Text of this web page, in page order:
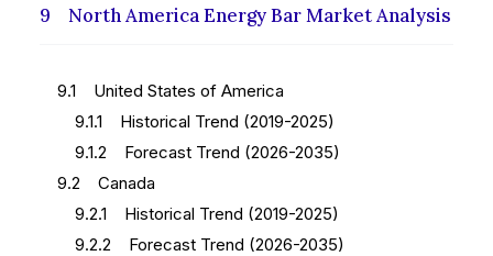
9 North America Energy Bar Market Analysis
9.1 United States of America
9.1.1 Historical Trend (2019-2025)
9.1.2 Forecast Trend (2026-2035)
9.2 Canada
9.2.1 Historical Trend (2019-2025)
9.2.2 Forecast Trend (2026-2035)